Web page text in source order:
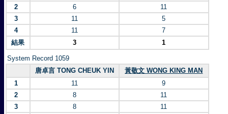
2
6
11
3
11
5
4
11
7
結果
3 1
System Record 1059
唐卓言 TONG CHEUK YIN
黃敬文 WONG KING MAN
1
11
9
2
8
11
3
8
11